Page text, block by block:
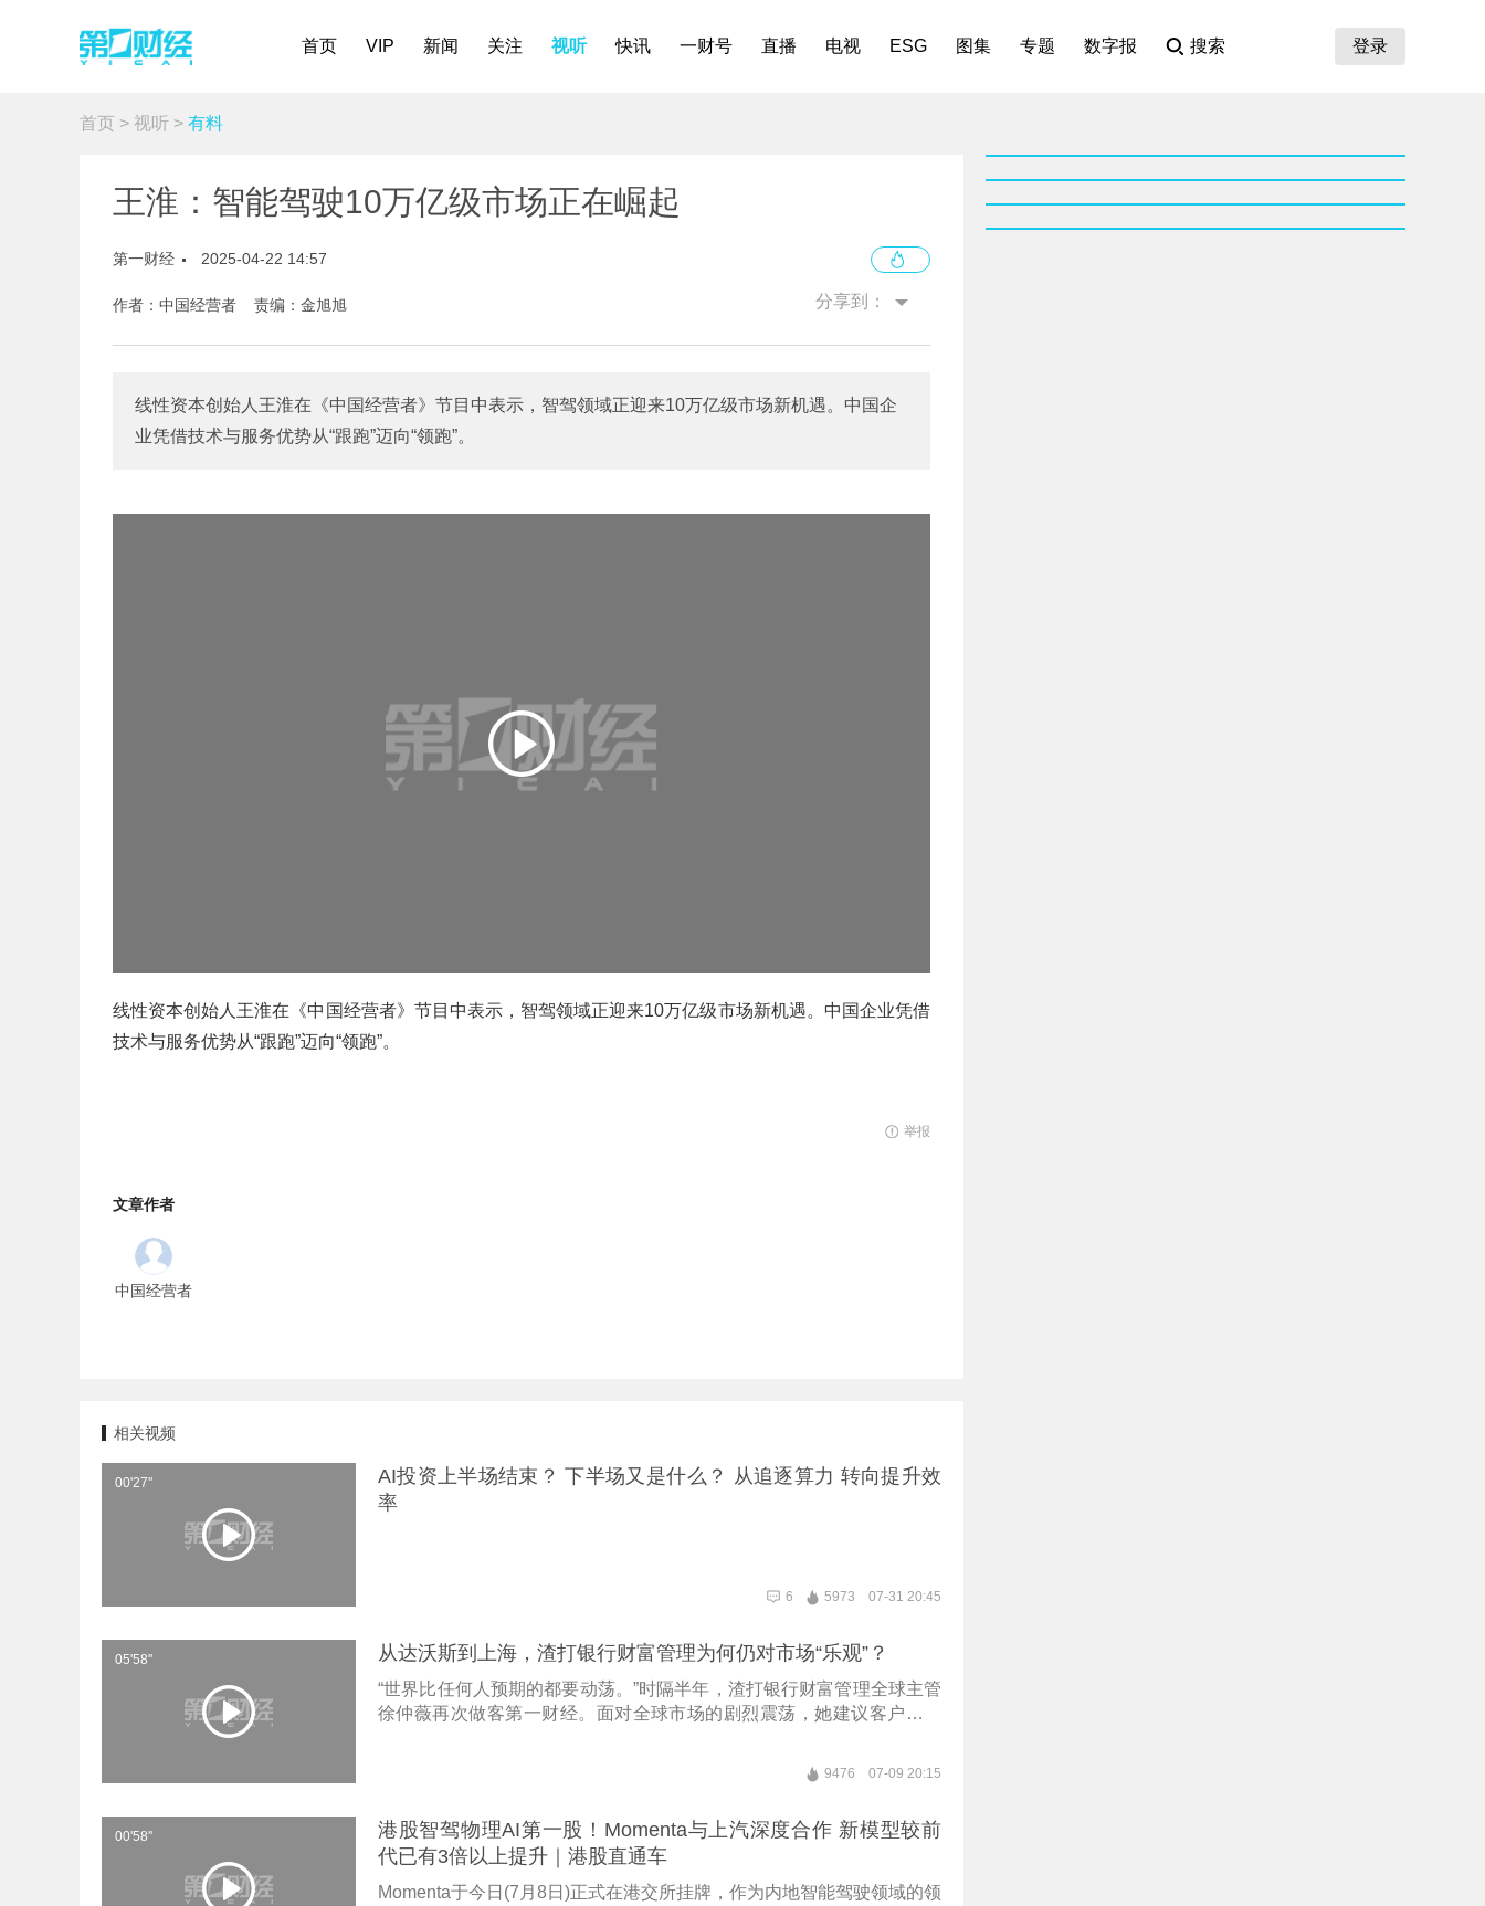
首页 VIP 新闻 关注 视听 快讯 一财号 直播 电视 ESG 图集 专题 数字报 搜索 登录
首页 > 视听 > 有料
王淮：智能驾驶10万亿级市场正在崛起
第一财经 2025-04-22 14:57
作者：中国经营者 责编：金旭旭 分享到：
线性资本创始人王淮在《中国经营者》节目中表示，智驾领域正迎来10万亿级市场新机遇。中国企
业凭借技术与服务优势从“跟跑”迈向“领跑”。
线性资本创始人王淮在《中国经营者》节目中表示，智驾领域正迎来10万亿级市场新机遇。中国企业凭借
技术与服务优势从“跟跑”迈向“领跑”。
举报
文章作者
中国经营者
相关视频
00'27''
AI投资上半场结束？ 下半场又是什么？ 从追逐算力 转向提升效
率
6 5973 07-31 20:45
05'58'' 从达沃斯到上海，渣打银行财富管理为何仍对市场“乐观”？
“世界比任何人预期的都要动荡。”时隔半年，渣打银行财富管理全球主管
徐仲薇再次做客第一财经。面对全球市场的剧烈震荡，她建议客户坚守
其在AI和机器人领域。而对于财富管理行业的未来，徐仲薇坚信，AI是提
9476 07-09 20:15
00'58''
港股智驾物理AI第一股！Momenta与上汽深度合作 新模型较前
代已有3倍以上提升｜港股直通车
Momenta于今日(7月8日)正式在港交所挂牌，作为内地智能驾驶领域的领